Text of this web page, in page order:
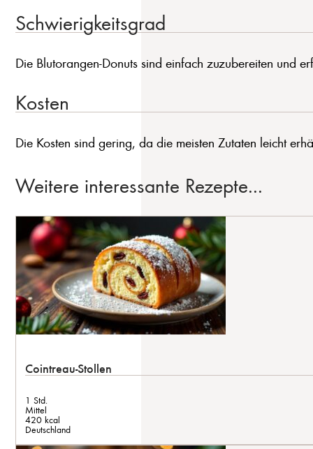
Schwierigkeitsgrad
Die Blutorangen-Donuts sind einfach zuzubereiten und
Kosten
Die Kosten sind gering, da die meisten Zutaten leicht
Weitere interessante Rezepte...
Cointreau-Stollen
1 Std.
Mittel
420 kcal
Deutschland